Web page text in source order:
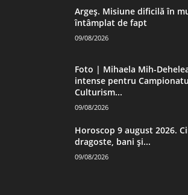
Argeș. Misiune dificilă în
întâmplat de fapt
09/08/2026
Foto | Mihaela Mih-
intense pentru
Culturism...
09/08/2026
Horoscop 9 august 2026.
dragoste, bani și...
09/08/2026